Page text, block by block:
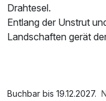
Drahtesel.
Entlang der Unstrut
Landschaften gerät
Internetnutzung,
Buchbar bis 19.12.2027.